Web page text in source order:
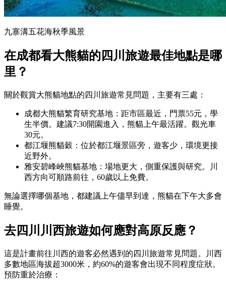
九寨溝五花海秋季風景
在成都看大熊貓的四川旅遊最佳地點是哪
里？
關於觀賞大熊貓地點的四川旅遊常見問題，主要有三處：
成都大熊貓繁育研究基地：距市區最近，門票55元，學
生半價。建議7:30開園進入，熊貓上午最活躍。觀光車
30元。
都江堰熊貓穀：位於都江堰景區旁，遊客少，環境更接
近野外。
雅安碧峰峽熊貓基地：場地更大，側重保護與研究。川
西方向可順路前往，60歲以上免費。
無論選擇哪個基地，都建議上午儘早到達，熊貓在下午大多會
睡覺。
去四川川西旅遊如何應對高原反應？
這是計畫前往川西的遊客必然遇到的四川旅遊常見問題。川西
多數地區海拔超3000米，約60%的遊客會出現不同程度症狀。
預防重於治療：